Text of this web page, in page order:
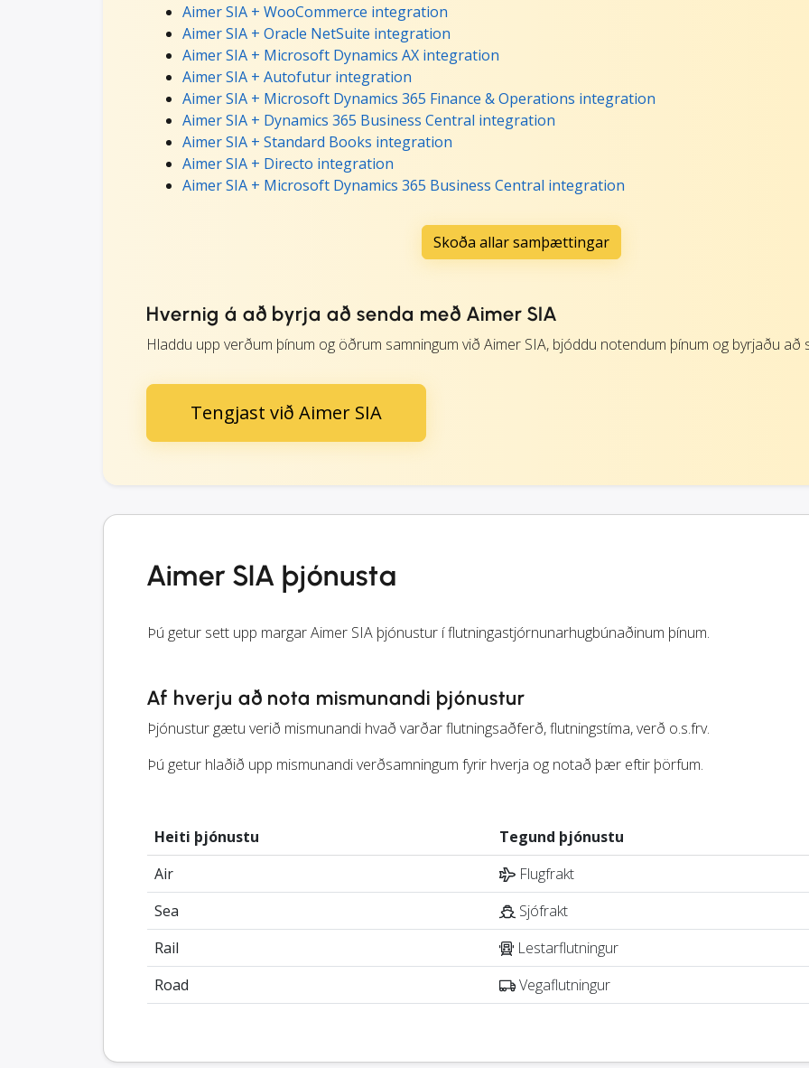
Aimer SIA + WooCommerce integration
Aimer SIA + Oracle NetSuite integration
Aimer SIA + Microsoft Dynamics AX integration
Aimer SIA + Autofutur integration
Aimer SIA + Microsoft Dynamics 365 Finance & Operations integration
Aimer SIA + Dynamics 365 Business Central integration
Aimer SIA + Standard Books integration
Aimer SIA + Directo integration
Aimer SIA + Microsoft Dynamics 365 Business Central integration
Skoða allar samþættingar
Hvernig á að byrja að senda með Aimer SIA
Hladdu upp verðum þínum og öðrum samningum við Aimer SIA, bjóddu notendum þínum og byrjaðu að
Tengjast við Aimer SIA
Aimer SIA þjónusta
Þú getur sett upp margar Aimer SIA þjónustur í flutningastjórnunarhugbúnaðinum þínum.
Af hverju að nota mismunandi þjónustur
Þjónustur gætu verið mismunandi hvað varðar flutningsaðferð, flutningstíma, verð o.s.frv.
Þú getur hlaðið upp mismunandi verðsamningum fyrir hverja og notað þær eftir þörfum.
Heiti þjónustu
Tegund þjónustu
Air
Flugfrakt
Sea
Sjófrakt
Rail
Lestarflutningur
Road
Vegaflutningur